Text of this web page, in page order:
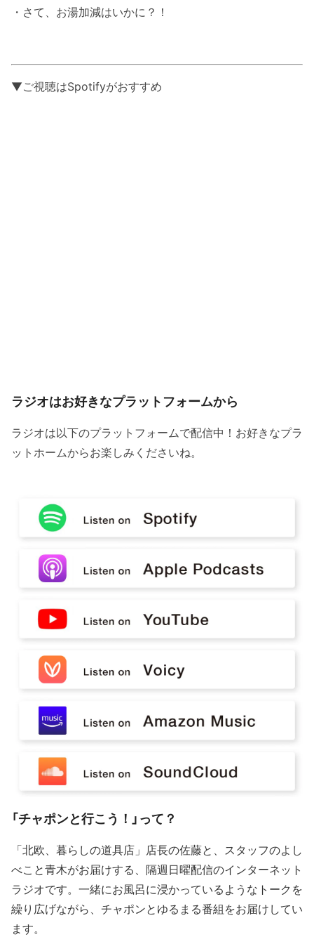
・さて、お湯加減はいかに？！
▼ご視聴はSpotifyがおすすめ
ラジオはお好きなプラットフォームから
ラジオは以下のプラットフォームで配信中！お好きなプラ
ットホームからお楽しみくださいね。
「チャポンと行こう！」って？
「北欧、暮らしの道具店」店長の佐藤と、スタッフのよし
べこと青木がお届けする、隔週日曜配信のインターネット
ラジオです。一緒にお風呂に浸かっているようなトークを
繰り広げながら、チャポンとゆるまる番組をお届けしてい
ます。